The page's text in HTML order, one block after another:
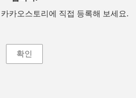
카오스토리에 직접 등록해 보세요.
확인